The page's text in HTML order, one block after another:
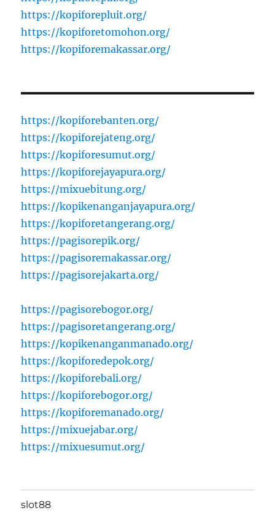
https://kopiforepluit.org/
https://kopiforetomohon.org/
https://kopiforemakassar.org/
https://kopiforebanten.org/
https://kopiforejateng.org/
https://kopiforesumut.org/
https://kopiforejayapura.org/
https://mixuebitung.org/
https://kopikenanganjayapura.org/
https://kopiforetangerang.org/
https://pagisorepik.org/
https://pagisoremakassar.org/
https://pagisorejakarta.org/
https://pagisorebogor.org/
https://pagisoretangerang.org/
https://kopikenanganmanado.org/
https://kopiforedepok.org/
https://kopiforebali.org/
https://kopiforebogor.org/
https://kopiforemanado.org/
https://mixuejabar.org/
https://mixuesumut.org/
slot88